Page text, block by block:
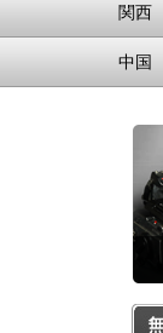
関西
中国